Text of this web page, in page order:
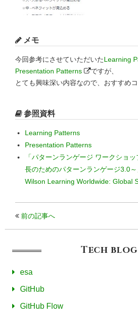
メモ
今回参考にさせていただいたLearning
Presentation Patterns
ですが、
とても興味深い内容なので、おすすめコ
参照資料
Learning Patterns
Presentation Patterns
「パターンランゲージ ワークショ
長のためのパターンランゲージ3.0
Wilson Learning Worldwide: Global
前の記事へ
Tech blog
esa
GitHub
GitHub Flow